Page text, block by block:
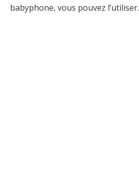
babyphone, vous pouvez l’utiliser.